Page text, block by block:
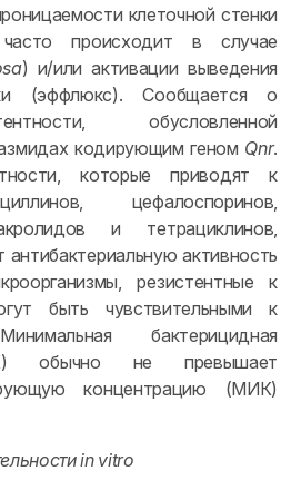
клеточной стенки
происходит в случае
) и/или активации выведения
(эффлюкс). Сообщается о
обусловленной
кодирующим геном Qnr.
которые приводят к
цефалоспоринов,
и тетрациклинов,
активность
резистентные к
быть чувствительными к
бактерицидная
обычно не превышает
концентрацию (МИК)
in vitro